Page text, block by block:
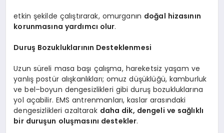
etkin şekilde çalıştırarak, omurganın doğal hizasının
korunmasına yardımcı olur.
Duruş Bozukluklarının Desteklenmesi
Uzun süreli masa başı çalışma, hareketsiz yaşam ve
yanlış postür alışkanlıkları; omuz düşüklüğü, kamburluk
ve bel–boyun dengesizlikleri gibi duruş bozukluklarına
yol açabilir. EMS antrenmanları, kaslar arasındaki
dengesizlikleri azaltarak daha dik, dengeli ve sağlıklı
bir duruşun oluşmasını destekler.